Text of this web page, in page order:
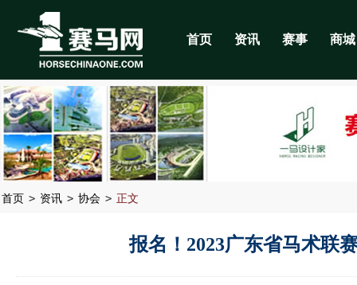
首页 资讯 赛事 商城
首页 > 资讯 > 协会 > 正文
报名！2023广东省马术联